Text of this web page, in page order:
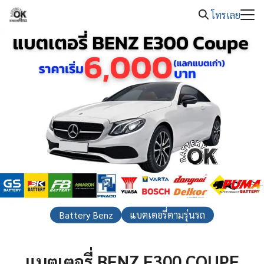
Skip
content
แบตเตอรี่รถยนต์หมด โทร. 089-326-2221
20.00
โทรเลย
for:
Battery Benz แบตเตอรี่ตามรุ่นรถ